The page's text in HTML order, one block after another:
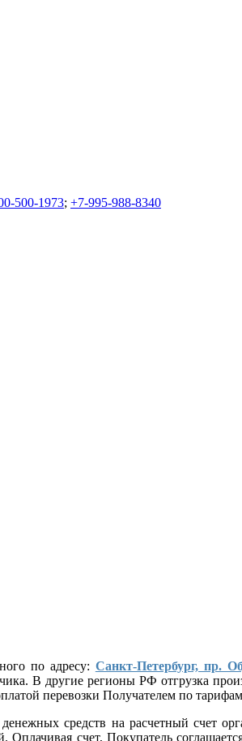
500-1973; +7-995-988-8340
по адресу: Санкт-Петербург, пр.
В другие регионы РФ отгрузка
перевозки Получателем по
денежных средств на расчетный
счет, Покупатель